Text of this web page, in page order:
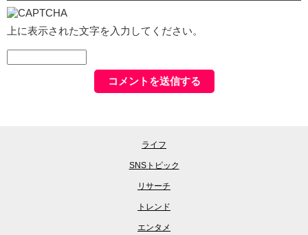
上に表示された文字を入力してください。
ライフ
SNSトピック
リサーチ
トレンド
エンタメ